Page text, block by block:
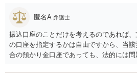
匿名A 弁護士
振込口座のことだけを考えるのであれば
の口座を指定するかは自由ですから、当
合の預かり金口座であっても、法的には
ると、場合によっては非弁の問題が生じ